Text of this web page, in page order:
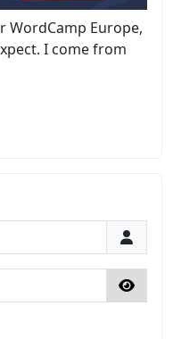
WordCamp Europe,
I come from
Show